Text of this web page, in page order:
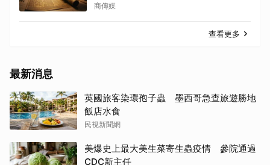
商傳媒
查看更多
最新消息
英國旅客染環孢子蟲 墨西哥急查旅遊勝地
飯店水食
民視新聞網
美爆史上最大美生菜寄生蟲疫情 參院通過
CDC新主任